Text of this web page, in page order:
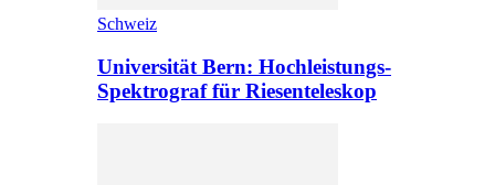
Schweiz
Universität Bern: Hochleistungs-
Spektrograf für Riesenteleskop